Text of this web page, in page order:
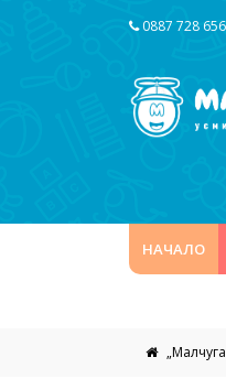
0887 728 656
НАЧАЛО